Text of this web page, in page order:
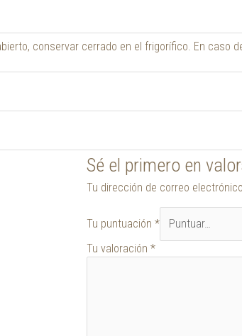
conservar cerrado en el frigorífico. En caso
Sé el primero en
Tu dirección de correo
Tu puntuación *
Tu valoración *